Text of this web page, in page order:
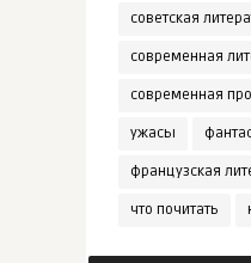
советская
современная
современная
ужасы
французская
что почитать